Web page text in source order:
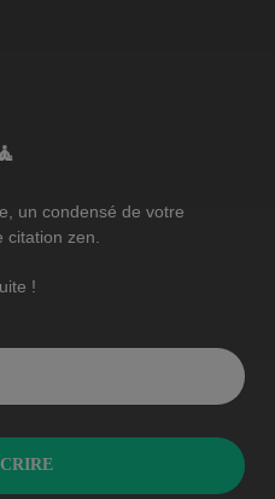
un condensé de votre
citation zen.
!